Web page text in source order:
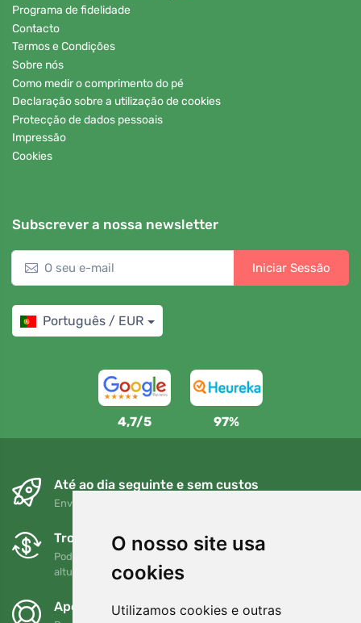
O nosso site usa
cookies
Utilizamos cookies e outras
Programa de fidelidade
Contacto
Termos e Condições
Sobre nós
Como medir o comprimento do pé
Declaração sobre a utilização de cookies
Protecção de dados pessoais
Impressão
Cookies
Subscrever a nossa newsletter
Iniciar Sessão
Português / EUR
4,7/5 97%
Até ao dia seguinte e sem custos
Envio gratuito para encomendas superiores a 80 EUR
Trocas e devoluções gratuitas
Pode devolver ou trocar a sua encomenda em qualquer
altura no prazo de 90 dias
Apoiamos a Trees.org